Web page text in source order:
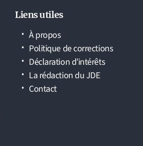
Liens utiles
À propos
Politique de corrections
Déclaration d’intérêts
La rédaction du JDE
Contact